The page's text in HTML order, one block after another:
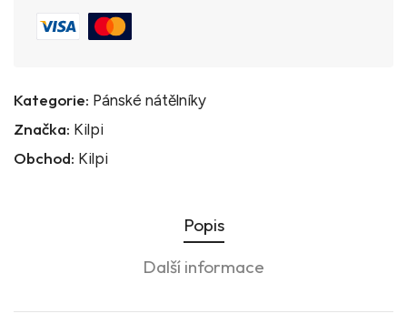
Kategorie: Pánské nátělníky
Značka: Kilpi
Obchod: Kilpi
Popis
Další informace